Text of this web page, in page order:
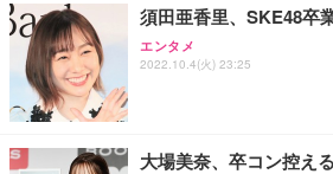
須田亜香里、SKE48卒
エンタメ
2022.10.4(火) 23:25
大場美奈、卒コン控え